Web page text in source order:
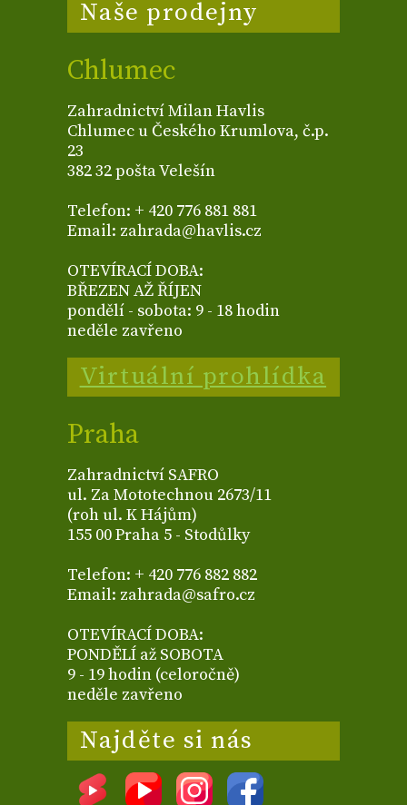
Naše prodejny
Chlumec
Zahradnictví Milan Havlis
Chlumec u Českého Krumlova, č.p.
23
382 32 pošta Velešín
Telefon: + 420 776 881 881
Email: zahrada@havlis.cz
OTEVÍRACÍ DOBA:
BŘEZEN AŽ ŘÍJEN
pondělí - sobota: 9 - 18 hodin
neděle zavřeno
Virtuální prohlídka
Praha
Zahradnictví SAFRO
ul. Za Mototechnou 2673/11
(roh ul. K Hájům)
155 00 Praha 5 - Stodůlky
Telefon: + 420 776 882 882
Email: zahrada@safro.cz
OTEVÍRACÍ DOBA:
PONDĚLÍ až SOBOTA
9 - 19 hodin (celoročně)
neděle zavřeno
Najděte si nás